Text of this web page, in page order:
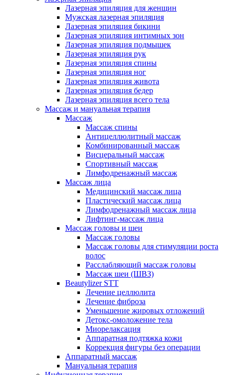
Лазерная эпиляция для женщин
Мужская лазерная эпиляция
Лазерная эпиляция бикини
Лазерная эпиляция интимных зон
Лазерная эпиляция подмышек
Лазерная эпиляция рук
Лазерная эпиляция спины
Лазерная эпиляция ног
Лазерная эпиляция живота
Лазерная эпиляция бедер
Лазерная эпиляция всего тела
Массаж и мануальная терапия
Массаж
Массаж спины
Антицеллюлитный массаж
Комбинированный массаж
Висцеральный массаж
Спортивный массаж
Лимфодренажный массаж
Массаж лица
Медицинский массаж лица
Пластический массаж лица
Лимфодренажный массаж лица
Лифтинг-массаж лица
Массаж головы и шеи
Массаж головы
Массаж головы для стимуляции роста
волос
Расслабляющий массаж головы
Массаж шеи (ШВЗ)
Beautylizer STT
Лечение целлюлита
Лечение фиброза
Уменьшение жировых отложений
Детокс-омоложение тела
Миорелаксация
Аппаратная подтяжка кожи
Коррекция фигуры без операции
Аппаратный массаж
Мануальная терапия